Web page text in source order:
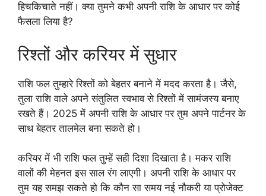
हिचकिचाते नहीं। क्या तुमने कभी अपनी राशि के आधार पर कोई
फैसला लिया है?
रिश्तों और करियर में सुधार
राशि फल तुम्हारे रिश्तों को बेहतर बनाने में मदद करता है। जैसे,
तुला राशि वाले अपने संतुलित स्वभाव से रिश्तों में सामंजस्य बनाए
रखते हैं। 2025 में अपनी राशि के आधार पर तुम अपने पार्टनर के
साथ बेहतर तालमेल बना सकते हो।
करियर में भी राशि फल तुम्हें सही दिशा दिखाता है। मकर राशि
वालों की मेहनत इस साल रंग लाएगी। अपनी राशि के आधार पर
तुम यह समझ सकते हो कि कौन सा समय नई नौकरी या प्रोजेक्ट